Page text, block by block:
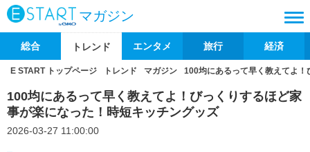
マガジン
総合 トレンド エンタメ 旅行 経済
E START トップページ トレンド マガジン 100均にあるって早く教えてよ
100均にあるって早く教えてよ！びっくりするほど家
事が楽になった！時短キッチングッズ
2026-03-27 11:00:00